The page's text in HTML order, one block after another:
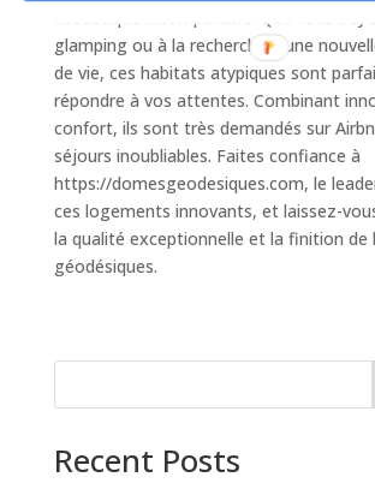
glamping ou à la recherche d’une
de vie, ces habitats atypiques sont
répondre à vos attentes. Combinant
confort, ils sont très demandés sur
séjours inoubliables. Faites confiance à
https://domesgeodesiques.com, le
ces logements innovants, et laissez-
la qualité exceptionnelle et la finition de
géodésiques.
Recent Posts